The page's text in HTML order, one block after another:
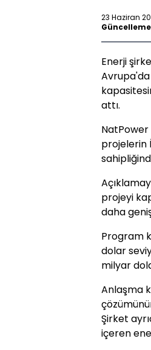
23 Haziran
Enerji
attı.
NatPower
projelerin
projeyi
daha
Program
dolar
milyar
Anlaşma
Şirket
içeren